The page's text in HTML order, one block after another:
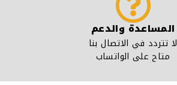
المساعدة والدعم
لا تتردد في الاتصال بنا
متاح على الواتساب